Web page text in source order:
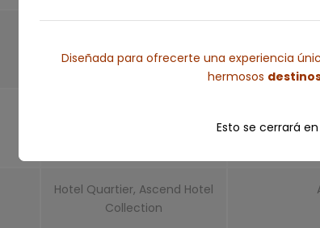
Hotel Quartier, Ascend Hotel
Collection
Diseñada para ofrecerte una experiencia
hermosos
Esto se cerrará en